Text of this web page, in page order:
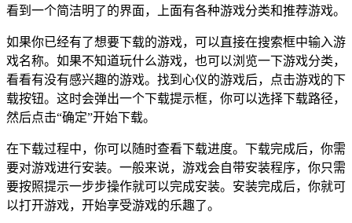
看到一个简洁明了的界面，上面有各种游戏分类和推荐游戏。
如果你已经有了想要下载的游戏，可以直接在搜索框中输入游
戏名称。如果不知道玩什么游戏，也可以浏览一下游戏分类，
看看有没有感兴趣的游戏。找到心仪的游戏后，点击游戏的下
载按钮。这时会弹出一个下载提示框，你可以选择下载路径，
然后点击“确定”开始下载。
在下载过程中，你可以随时查看下载进度。下载完成后，你需
要对游戏进行安装。一般来说，游戏会自带安装程序，你只需
要按照提示一步步操作就可以完成安装。安装完成后，你就可
以打开游戏，开始享受游戏的乐趣了。